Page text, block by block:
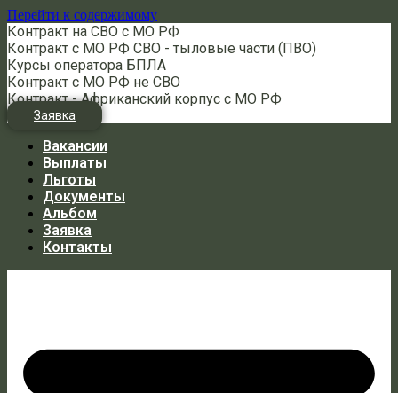
Перейти к содержимому
Контракт на СВО с МО РФ
Контракт с МО РФ СВО - тыловые части (ПВО)
Курсы оператора БПЛА
Контракт с МО РФ не СВО
Контракт - Африканский корпус с МО РФ
Заявка
Вакансии
Выплаты
Льготы
Документы
Альбом
Заявка
Контакты